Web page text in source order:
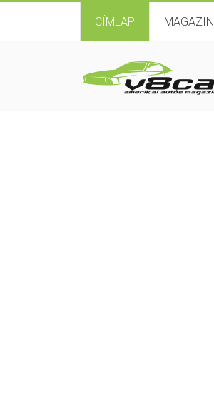
CÍMLAP MAGAZIN